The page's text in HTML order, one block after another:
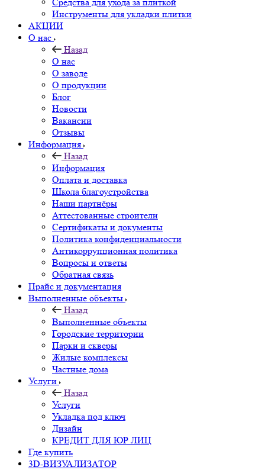
Инструменты для укладки плитки
АКЦИИ
О нас
Назад
О нас
О заводе
О продукции
Блог
Новости
Вакансии
Отзывы
Информация
Назад
Информация
Оплата и доставка
Школа благоустройства
Наши партнёры
Аттестованные строители
Сертификаты и документы
Политика конфиденциальности
Антикоррупционная политика
Вопросы и ответы
Обратная связь
Прайс и документация
Выполненные объекты
Назад
Выполненные объекты
Городские территории
Парки и скверы
Жилые комплексы
Частные дома
Услуги
Назад
Услуги
Укладка под ключ
Дизайн
КРЕДИТ ДЛЯ ЮР ЛИЦ
Где купить
3D-ВИЗУАЛИЗАТОР